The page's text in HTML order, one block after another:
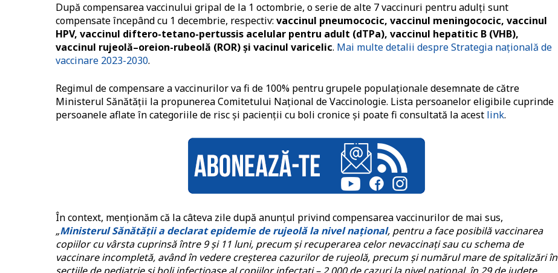
După compensarea vaccinului gripal de la 1 octombrie, o serie de alte 7 vaccinuri pentru adulți sunt
compensate începând cu 1 decembrie, respectiv: vaccinul pneumococic, vaccinul meningococic, vaccinul
HPV, vaccinul diftero-tetano-pertussis acelular pentru adult (dTPa), vaccinul hepatitic B (VHB),
vaccinul rujeolă–oreion-rubeolă (ROR) și vacinul varicelic. Mai multe detalii despre Strategia națională de
vaccinare 2023-2030.
Regimul de compensare a vaccinurilor va fi de 100% pentru grupele populaționale desemnate de către
Ministerul Sănătății la propunerea Comitetului Național de Vaccinologie. Lista persoanelor eligibile cuprinde
persoanele aflate în categoriile de risc și pacienții cu boli cronice și poate fi consultată la acest link.
În context, menționăm că la câteva zile după anunțul privind compensarea vaccinurilor de mai sus,
„Ministerul Sănătății a declarat epidemie de rujeolă la nivel național, pentru a face posibilă vaccinarea
copiilor cu vârsta cuprinsă între 9 și 11 luni, precum și recuperarea celor nevaccinați sau cu schema de
vaccinare incompletă, având în vedere creșterea cazurilor de rujeolă, precum și numărul mare de spitalizări în